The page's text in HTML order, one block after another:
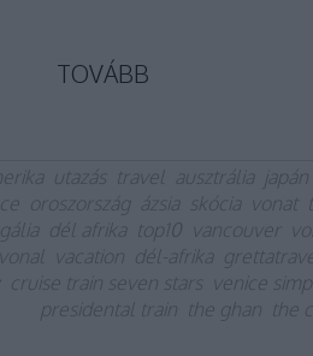
TOVÁBB
utazás travel ausztrália japán
oroszország ázsia skócia vonat
dél afrika top10 vancouver
vacation dél-afrika
cruise train seven stars venice
presidental train
the ghan the